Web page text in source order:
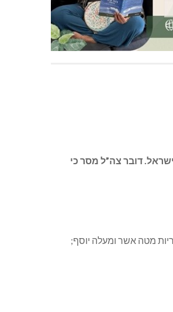
לישראל. דובר צה”ל מסר כי
מטה אשר ומעלה יוסף;